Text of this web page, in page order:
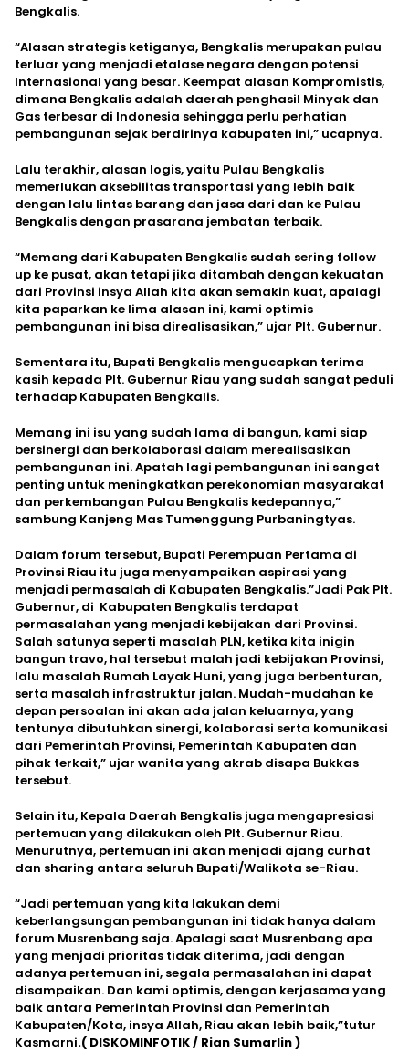
Bengkalis.
“Alasan strategis ketiganya, Bengkalis merupakan pulau
terluar yang menjadi etalase negara dengan potensi
Internasional yang besar. Keempat alasan Kompromistis,
dimana Bengkalis adalah daerah penghasil Minyak dan
Gas terbesar di Indonesia sehingga perlu perhatian
pembangunan sejak berdirinya kabupaten ini,” ucapnya.
Lalu terakhir, alasan logis, yaitu Pulau Bengkalis
memerlukan aksebilitas transportasi yang lebih baik
dengan lalu lintas barang dan jasa dari dan ke Pulau
Bengkalis dengan prasarana jembatan terbaik.
“Memang dari Kabupaten Bengkalis sudah sering follow
up ke pusat, akan tetapi jika ditambah dengan kekuatan
dari Provinsi insya Allah kita akan semakin kuat, apalagi
kita paparkan ke lima alasan ini, kami optimis
pembangunan ini bisa direalisasikan,” ujar Plt. Gubernur.
Sementara itu, Bupati Bengkalis mengucapkan terima
kasih kepada Plt. Gubernur Riau yang sudah sangat peduli
terhadap Kabupaten Bengkalis.
Memang ini isu yang sudah lama di bangun, kami siap
bersinergi dan berkolaborasi dalam merealisasikan
pembangunan ini. Apatah lagi pembangunan ini sangat
penting untuk meningkatkan perekonomian masyarakat
dan perkembangan Pulau Bengkalis kedepannya,”
sambung Kanjeng Mas Tumenggung Purbaningtyas.
Dalam forum tersebut, Bupati Perempuan Pertama di
Provinsi Riau itu juga menyampaikan aspirasi yang
menjadi permasalah di Kabupaten Bengkalis.”Jadi Pak Plt.
Gubernur, di Kabupaten Bengkalis terdapat
permasalahan yang menjadi kebijakan dari Provinsi.
Salah satunya seperti masalah PLN, ketika kita inigin
bangun travo, hal tersebut malah jadi kebijakan Provinsi,
lalu masalah Rumah Layak Huni, yang juga berbenturan,
serta masalah infrastruktur jalan. Mudah-mudahan ke
depan persoalan ini akan ada jalan keluarnya, yang
tentunya dibutuhkan sinergi, kolaborasi serta komunikasi
dari Pemerintah Provinsi, Pemerintah Kabupaten dan
pihak terkait,” ujar wanita yang akrab disapa Bukkas
tersebut.
Selain itu, Kepala Daerah Bengkalis juga mengapresiasi
pertemuan yang dilakukan oleh Plt. Gubernur Riau.
Menurutnya, pertemuan ini akan menjadi ajang curhat
dan sharing antara seluruh Bupati/Walikota se-Riau.
“Jadi pertemuan yang kita lakukan demi
keberlangsungan pembangunan ini tidak hanya dalam
forum Musrenbang saja. Apalagi saat Musrenbang apa
yang menjadi prioritas tidak diterima, jadi dengan
adanya pertemuan ini, segala permasalahan ini dapat
disampaikan. Dan kami optimis, dengan kerjasama yang
baik antara Pemerintah Provinsi dan Pemerintah
Kabupaten/Kota, insya Allah, Riau akan lebih baik,”tutur
Kasmarni.( DISKOMINFOTIK / Rian Sumarlin )